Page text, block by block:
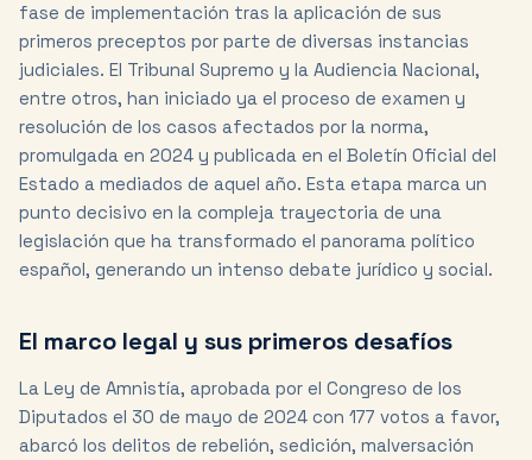
fase de implementación tras la aplicación de sus
primeros preceptos por parte de diversas instancias
judiciales. El Tribunal Supremo y la Audiencia Nacional,
entre otros, han iniciado ya el proceso de examen y
resolución de los casos afectados por la norma,
promulgada en 2024 y publicada en el Boletín Oficial del
Estado a mediados de aquel año. Esta etapa marca un
punto decisivo en la compleja trayectoria de una
legislación que ha transformado el panorama político
español, generando un intenso debate jurídico y social.
El marco legal y sus primeros desafíos
La Ley de Amnistía, aprobada por el Congreso de los
Diputados el 30 de mayo de 2024 con 177 votos a favor,
abarcó los delitos de rebelión, sedición, malversación